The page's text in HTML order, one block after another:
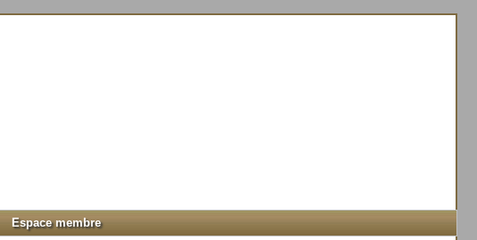
Espace membre